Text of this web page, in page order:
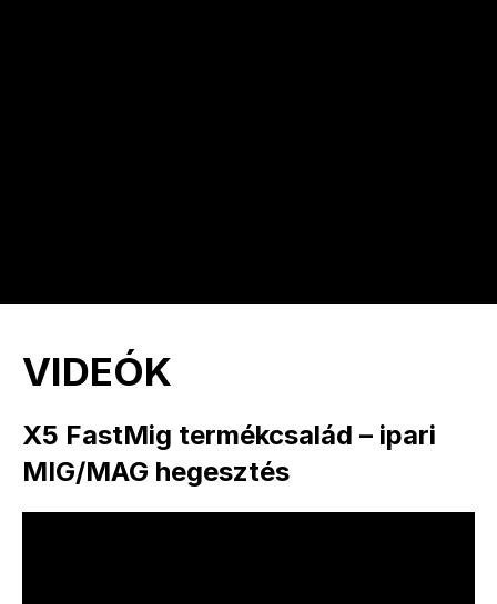
VIDEÓK
X5 FastMig termékcsalád – ipari
MIG/MAG hegesztés